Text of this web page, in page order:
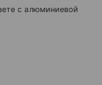
с алюминиевой